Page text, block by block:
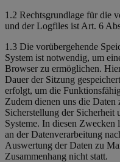
1.2 Rechtsgrundlage für die
und der Logfiles ist Art. 6
1.3 Die vorübergehende
System ist notwendig, um
Browser zu ermöglichen.
Dauer der Sitzung
erfolgt, um die
Zudem dienen uns die
Sicherstellung der Sicherheit
Systeme. In diesen Zwecken
an der Datenverarbeitung
Auswertung der Daten zu
Zusammenhang nicht statt.